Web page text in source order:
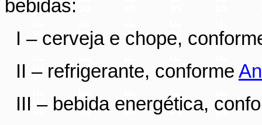
bebidas:
I – cerveja e chope,
II – refrigerante, conforme
III – bebida energética,